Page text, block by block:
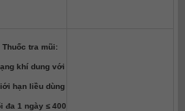
Thuốc tra mũi:
khí dung với
hạn liều dùng
đa 1 ngày ≤ 400